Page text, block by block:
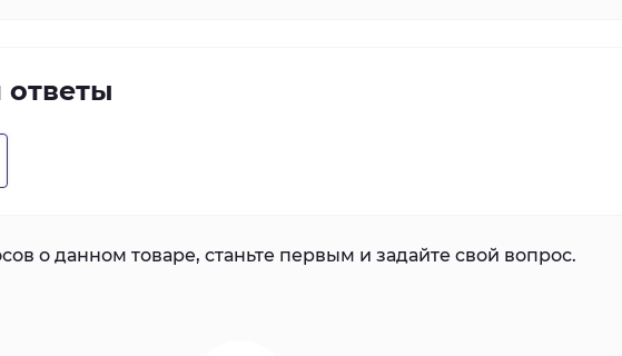
о данном товаре, станьте первым и задайте свой вопрос.